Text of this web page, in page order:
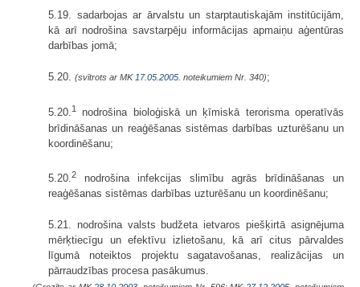
5.19. sadarbojas ar ārvalstu un starptautiskajām institūcijām,
kā arī nodrošina savstarpēju informācijas apmaiņu aģentūras
darbības jomā;
5.20. (svītrots ar MK 17.05.2005. noteikumiem Nr. 340);
5.20.1
nodrošina bioloģiskā un ķīmiskā terorisma operatīvās
brīdināšanas un reaģēšanas sistēmas darbības uzturēšanu un
koordinēšanu;
5.20. 2
nodrošina infekcijas slimību agrās brīdināšanas un
reaģēšanas sistēmas darbības uzturēšanu un koordinēšanu;
5.21. nodrošina valsts budžeta ietvaros piešķirtā asignējuma
mērķtiecīgu un efektīvu izlietošanu, kā arī citus pārvaldes
līgumā noteiktos projektu sagatavošanas, realizācijas un
pārraudzības procesa pasākumus.